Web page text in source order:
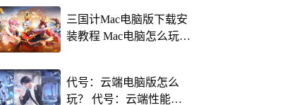
三国计Mac电脑版下载安
装教程 Mac电脑怎么玩三
代号：云端电脑版怎么
玩？ 代号：云端性能优